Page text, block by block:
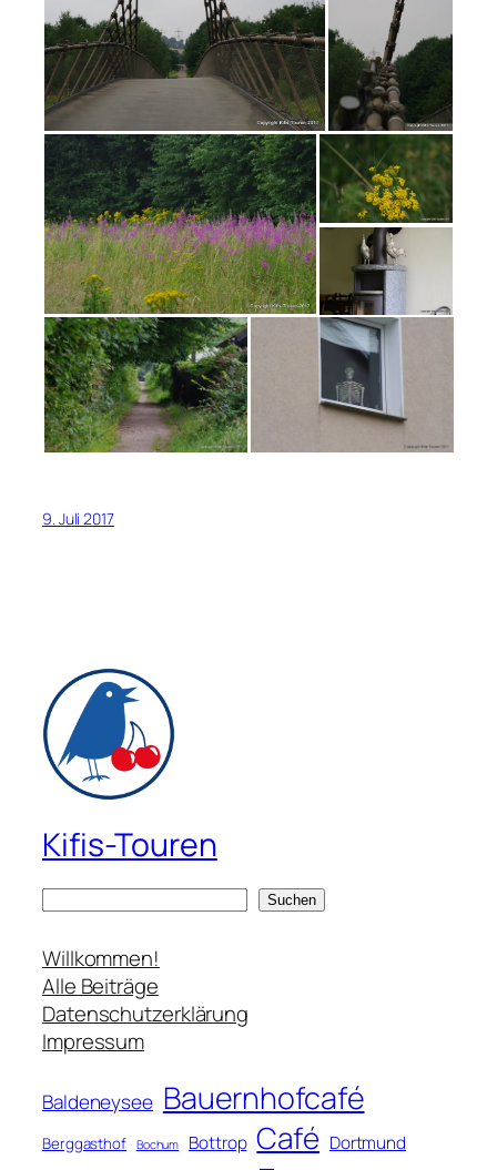
9. Juli 2017
Kifis-Touren
c
h
e
n
Suchen
Willkommen!
Alle Beiträge
Datenschutzerklärung
Impressum
Baldeneysee Bauernhofcafé
Berggasthof Bochum Bottrop Café Dortmund